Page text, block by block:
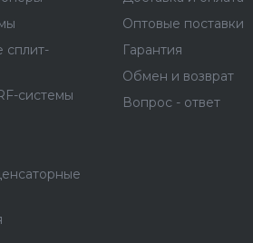
системы
Оптовые поставки
Гарантия
Обмен и возврат
Вопрос - ответ